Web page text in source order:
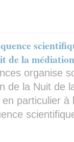
de la
organise
de la Nuit de
particulier à